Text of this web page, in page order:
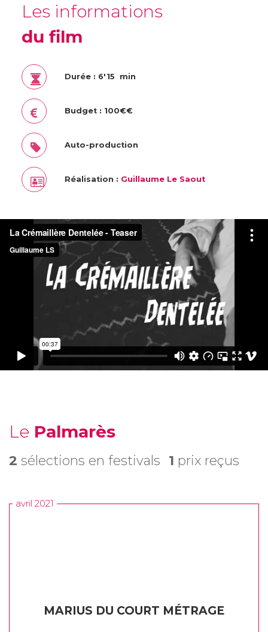
Les informations
du film
Durée : 6'15 min
Budget : 100€€
Auto-production
Réalisation : Guillaume Le Saout
Le Palmarès
2 sélections en festivals 1 prix reçus
avril 2021
MARIUS DU COURT MÉTRAGE